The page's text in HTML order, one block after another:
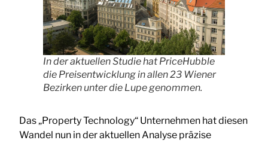
In der aktuellen Studie hat PriceHubble
die Preisentwicklung in allen 23 Wiener
Bezirken unter die Lupe genommen.
Das „Property Technology“ Unternehmen hat diesen
Wandel nun in der aktuellen Analyse präzise